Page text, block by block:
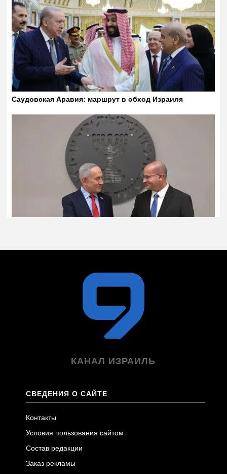
КАНАЛ ИЗРАИЛЬ
СВЕДЕНИЯ О САЙТЕ
Контакты
Условия пользования сайтом
Состав редакции
Заказ рекламы